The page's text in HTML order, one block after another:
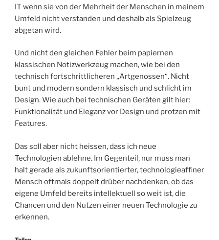
IT wenn sie von der Mehrheit der Menschen in meinem
Umfeld nicht verstanden und deshalb als Spielzeug
abgetan wird.
Und nicht den gleichen Fehler beim papiernen
klassischen Notizwerkzeug machen, wie bei den
technisch fortschrittlicheren „Artgenossen“. Nicht
bunt und modern sondern klassisch und schlicht im
Design. Wie auch bei technischen Geräten gilt hier:
Funktionalität und Eleganz vor Design und protzen mit
Features.
Das soll aber nicht heissen, dass ich neue
Technologien ablehne. Im Gegenteil, nur muss man
halt gerade als zukunftsorientierter, technologieaffiner
Mensch oftmals doppelt drüber nachdenken, ob das
eigene Umfeld bereits intellektuell so weit ist, die
Chancen und den Nutzen einer neuen Technologie zu
erkennen.